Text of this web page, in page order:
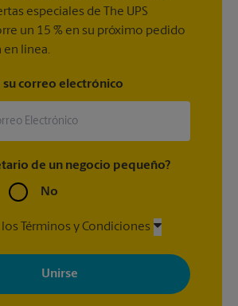
especiales de The UPS
un 15 % en su próximo pedido
en línea.
su correo electrónico
de un negocio pequeño?
No
Términos y Condiciones
recibir correos electrónicos de The UPS
ofertas especiales, promociones y mensajes
Puede darse de baja en cualquier
información, consulte nuestra política de